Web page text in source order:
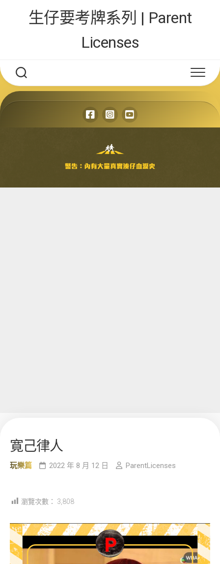
生仔要考牌系列 | Parent
Licenses
寛己律人
玩樂篇 2022 年 8 月 12 日 ParentLicenses
瀏覽次數： 3,808